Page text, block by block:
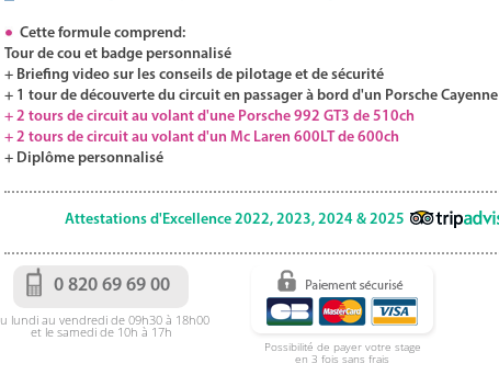
Cette formule comprend:
Tour de cou et badge personnalisé
+ Briefing video sur les conseils de pilotage et de sécurité
+ 1 tour de découverte du circuit en passager à bord d'un Porsche Cayenne
+ 2 tours de circuit au volant d'une Porsche 992 GT3 de 510ch
+ 2 tours de circuit au volant d'un Mc Laren 600LT de 600ch
+ Diplôme personnalisé
Attestations d'Excellence 2022, 2023, 2024 & 2025
0 820 69 69 00
lundi au vendredi de 09h30 à 18h00
et le samedi de 10h à 17h
Possibilité de payer votre stage
en 3 fois sans frais